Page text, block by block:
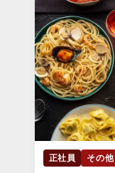
正社員 その他